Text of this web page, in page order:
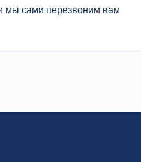
мы сами перезвоним вам